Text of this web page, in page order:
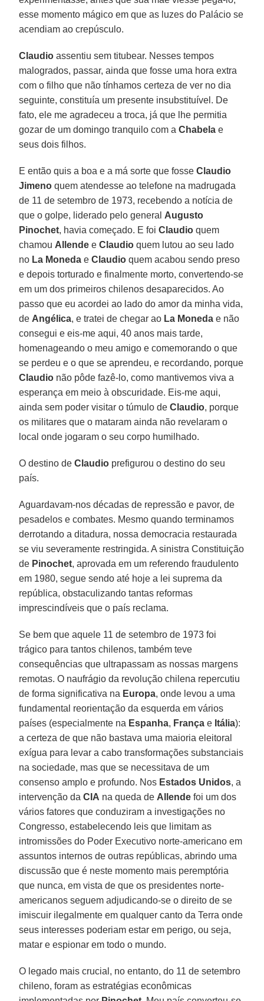
esse momento mágico em que as luzes do Palácio se
acendiam ao crepúsculo.
Claudio assentiu sem titubear. Nesses tempos
malogrados, passar, ainda que fosse uma hora extra
com o filho que não tínhamos certeza de ver no dia
seguinte, constituía um presente insubstituível. De
fato, ele me agradeceu a troca, já que lhe permitia
gozar de um domingo tranquilo com aChabela e
seus dois filhos.
E então quis a boa e a má sorte que fosseClaudio
Jimeno quem atendesse ao telefone na madrugada
de 11 de setembro de 1973, recebendo a notícia de
que o golpe, liderado pelo general Augusto
Pinochet, havia começado. E foiClaudio quem
chamou Allende eClaudio quem lutou ao seu lado
no La Moneda eClaudio quem acabou sendo preso
e depois torturado e finalmente morto, convertendo-se
em um dos primeiros chilenos desaparecidos. Ao
passo que eu acordei ao lado do amor da minha vida,
de Angélica, e tratei de chegar ao La Moneda e não
consegui e eis-me aqui, 40 anos mais tarde,
homenageando o meu amigo e comemorando o que
se perdeu e o que se aprendeu, e recordando, porque
Claudio não pôde fazê-lo, como mantivemos viva a
esperança em meio à obscuridade. Eis-me aqui,
ainda sem poder visitar o túmulo deClaudio, porque
os militares que o mataram ainda não revelaram o
local onde jogaram o seu corpo humilhado.
O destino deClaudio prefigurou o destino do seu
país.
Aguardavam-nos décadas de repressão e pavor, de
pesadelos e combates. Mesmo quando terminamos
derrotando a ditadura, nossa democracia restaurada
se viu severamente restringida. A sinistra Constituição
de Pinochet, aprovada em um referendo fraudulento
em 1980, segue sendo até hoje a lei suprema da
república, obstaculizando tantas reformas
imprescindíveis que o país reclama.
Se bem que aquele 11 de setembro de 1973 foi
trágico para tantos chilenos, também teve
consequências que ultrapassam as nossas margens
remotas. O naufrágio da revolução chilena repercutiu
de forma significativa na Europa, onde levou a uma
fundamental reorientação da esquerda em vários
países (especialmente na Espanha, França e Itália):
a certeza de que não bastava uma maioria eleitoral
exígua para levar a cabo transformações substanciais
na sociedade, mas que se necessitava de um
consenso amplo e profundo. Nos Estados Unidos, a
intervenção daCIA na queda de Allende foi um dos
vários fatores que conduziram a investigações no
Congresso, estabelecendo leis que limitam as
intromissões do Poder Executivo norte-americano em
assuntos internos de outras repúblicas, abrindo uma
discussão que é neste momento mais peremptória
que nunca, em vista de que os presidentes norte-
americanos seguem adjudicando-se o direito de se
imiscuir ilegalmente em qualquer canto da Terra onde
seus interesses poderiam estar em perigo, ou seja,
matar e espionar em todo o mundo.
O legado mais crucial, no entanto, do 11 de setembro
chileno, foram as estratégias econômicas